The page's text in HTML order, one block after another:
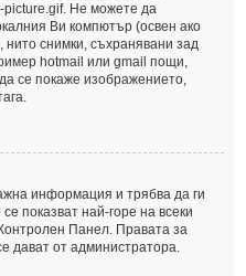
picture.gif. Не можете да
Ви компютър (освен ако
снимки, съхранявани зад
hotmail или gmail пощи,
се покаже изображението,
информация и трябва да ги
показват най-горе на всеки
Панел. Правата за
дават от администратора.